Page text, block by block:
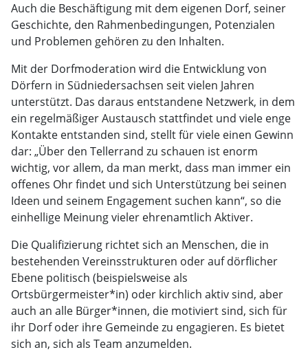
Auch die Beschäftigung mit dem eigenen Dorf, seiner
Geschichte, den Rahmenbedingungen, Potenzialen
und Problemen gehören zu den Inhalten.
Mit der Dorfmoderation wird die Entwicklung von
Dörfern in Südniedersachsen seit vielen Jahren
unterstützt. Das daraus entstandene Netzwerk, in dem
ein regelmäßiger Austausch stattfindet und viele enge
Kontakte entstanden sind, stellt für viele einen Gewinn
dar: „Über den Tellerrand zu schauen ist enorm
wichtig, vor allem, da man merkt, dass man immer ein
offenes Ohr findet und sich Unterstützung bei seinen
Ideen und seinem Engagement suchen kann“, so die
einhellige Meinung vieler ehrenamtlich Aktiver.
Die Qualifizierung richtet sich an Menschen, die in
bestehenden Vereinsstrukturen oder auf dörflicher
Ebene politisch (beispielsweise als
Ortsbürgermeister*in) oder kirchlich aktiv sind, aber
auch an alle Bürger*innen, die motiviert sind, sich für
ihr Dorf oder ihre Gemeinde zu engagieren. Es bietet
sich an, sich als Team anzumelden.